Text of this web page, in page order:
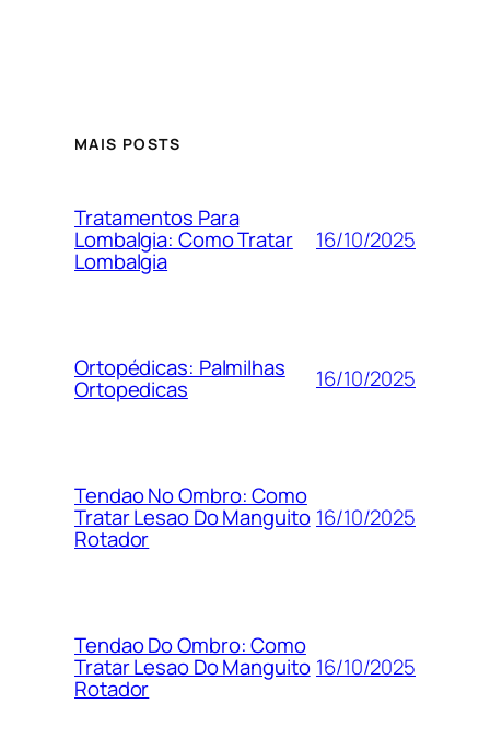
MAIS POSTS
Tratamentos Para
Lombalgia: Como Tratar
Lombalgia
16/10/2025
Ortopédicas: Palmilhas
Ortopedicas 16/10/2025
Tendao No Ombro: Como
Tratar Lesao Do Manguito
Rotador
16/10/2025
Tendao Do Ombro: Como
Tratar Lesao Do Manguito
Rotador
16/10/2025